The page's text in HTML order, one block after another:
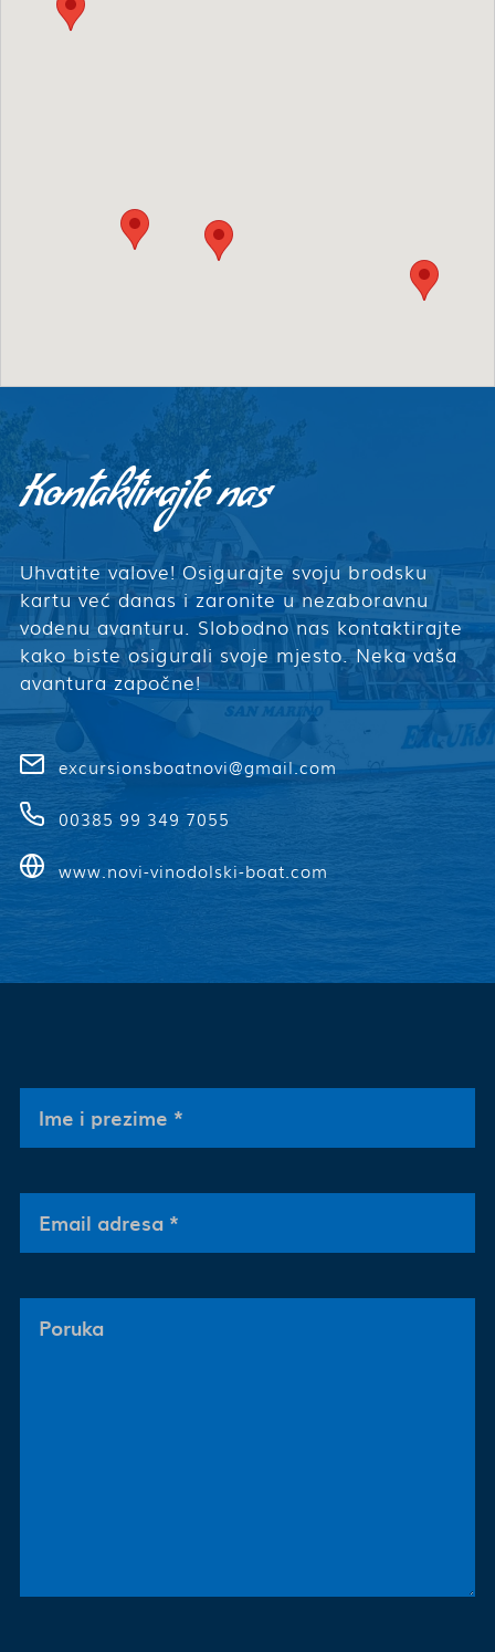
Kontaktirajte nas
Uhvatite valove! Osigurajte svoju brodsku
kartu već danas i zaronite u nezaboravnu
vodenu avanturu. Slobodno nas kontaktirajte
kako biste osigurali svoje mjesto. Neka vaša
avantura započne!
excursionsboatnovi@gmail.com
00385 99 349 7055
www.novi-vinodolski-boat.com